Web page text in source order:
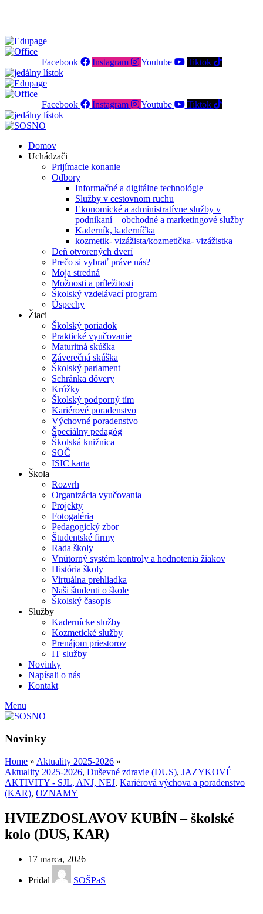
Facebook Instagram Youtube Tiktok
Facebook Instagram Youtube Tiktok
Domov
Uchádzači
Prijímacie konanie
Odbory
Informačné a digitálne technológie
Služby v cestovnom ruchu
Ekonomické a administratívne služby v
podnikaní – obchodné a marketingové služby
Kaderník, kaderníčka
kozmetik- vizážista/kozmetička- vizážistka
Deň otvorených dverí
Prečo si vybrať práve nás?
Moja stredná
Možnosti a príležitosti
Školský vzdelávací program
Úspechy
Žiaci
Školský poriadok
Praktické vyučovanie
Maturitná skúška
Záverečná skúška
Školský parlament
Schránka dôvery
Krúžky
Školský podporný tím
Kariérové poradenstvo
Výchovné poradenstvo
Špeciálny pedagóg
Školská knižnica
SOČ
ISIC karta
Škola
Rozvrh
Organizácia vyučovania
Projekty
Fotogaléria
Pedagogický zbor
Študentské firmy
Rada školy
Vnútorný systém kontroly a hodnotenia žiakov
História školy
Virtuálna prehliadka
Naši študenti o škole
Školský časopis
Služby
Kadernícke služby
Kozmetické služby
Prenájom priestorov
IT služby
Novinky
Napísali o nás
Kontakt
Menu
Novinky
Home » Aktuality 2025-2026 »
Aktuality 2025-2026, Duševné zdravie (DUS), JAZYKOVÉ
AKTIVITY - SJL, ANJ, NEJ, Kariérová výchova a poradenstvo
(KAR), OZNAMY
HVIEZDOSLAVOV KUBÍN – školské
kolo (DUS, KAR)
17 marca, 2026
Pridal SOŠPaS